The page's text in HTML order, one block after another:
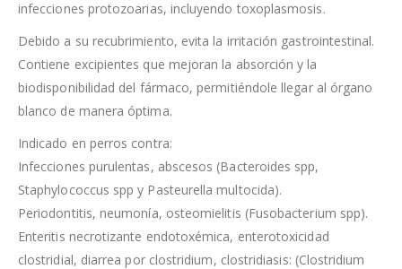
infecciones protozoarias, incluyendo toxoplasmosis.
Debido a su recubrimiento, evita la irritación gastrointestinal.
Contiene excipientes que mejoran la absorción y la
biodisponibilidad del fármaco, permitiéndole llegar al órgano
blanco de manera óptima.
Indicado en perros contra:
Infecciones purulentas, abscesos (Bacteroides spp,
Staphylococcus spp y Pasteurella multocida).
Periodontitis, neumonía, osteomielitis (Fusobacterium spp).
Enteritis necrotizante endotoxémica, enterotoxicidad
clostridial, diarrea por clostridium, clostridiasis: (Clostridium